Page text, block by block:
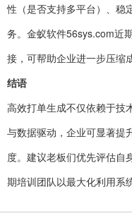
性（是否支持多平台）、稳
务。金蚁软件56sys.com近
接，可帮助企业进一步压缩
结语
高效打单生成不仅依赖于技
与数据驱动，企业可显著提
度。建议老板们优先评估自
期培训团队以最大化利用系